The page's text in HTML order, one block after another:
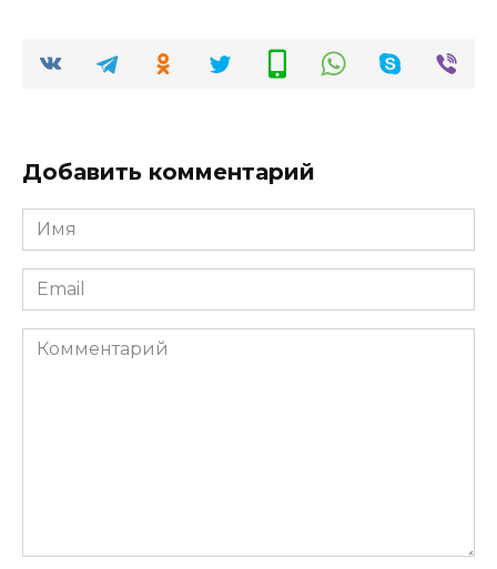
Добавить комментарий
Имя
*
Email
*
Комментарий